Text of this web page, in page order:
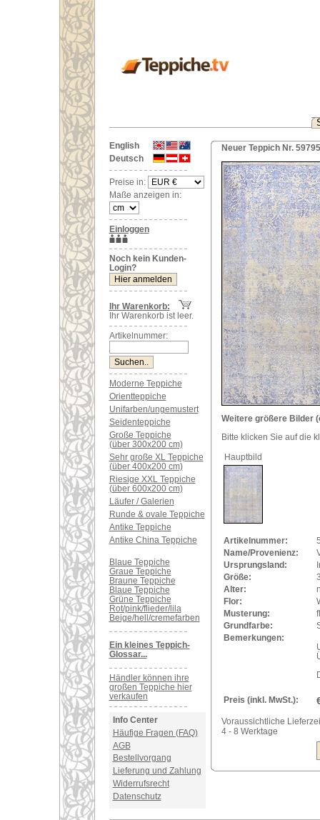
English
Deutsch
Preise in:
Maße anzeigen in:
Einloggen
Noch kein Kunden-
Login?
Ihr Warenkorb:
Ihr Warenkorb ist leer.
Artikelnummer:
Moderne Teppiche
Orientteppiche
Unifarben/ungemustert
Seidenteppiche
Große Teppiche
(über 300x200 cm)
Sehr große XL Teppiche
(über 400x200 cm)
Riesige XXL Teppiche
(über 600x200 cm)
Läufer / Galerien
Runde & ovale Teppiche
Antike Teppiche
Antike China Teppiche
Blaue Teppiche
Graue Teppiche
Braune Teppiche
Blaue Teppiche
Grüne Teppiche
Rot/pink/flieder/lila
Beige/hell/cremefarben
Ein kleines Teppich-
Glossar...
Händler können ihre
großen Teppiche hier
verkaufen
Info Center
Häufige Fragen (FAQ)
AGB
Bestellvorgang
Lieferung und Zahlung
Widerrufsrecht
Datenschutz
Neuer Teppich Nr.
Weitere größere Bilder
Bitte klicken Sie auf die
Hauptbild
Artikelnummer:
Name/Provenienz:
Ursprungsland:
Größe:
Alter:
Flor:
Musterung:
Grundfarbe:
Bemerkungen:
Preis (inkl. MwSt.):
Voraussichtliche
4 - 8 Werktage